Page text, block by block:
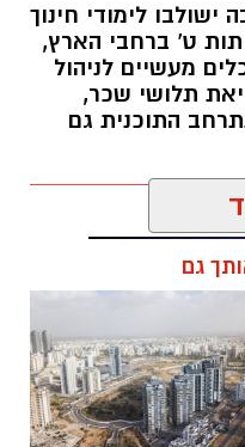
טיפול: קבוצת
המטפלים בהוריהם
הוותיקים
מציעה
מפגשים עם כלים
מקצועיות
לימודי חינוך
ט' ברחבי הארץ,
מעשיים לניהול
תלושי שכר,
התוכנית גם
, חינוך פיננסי
גם